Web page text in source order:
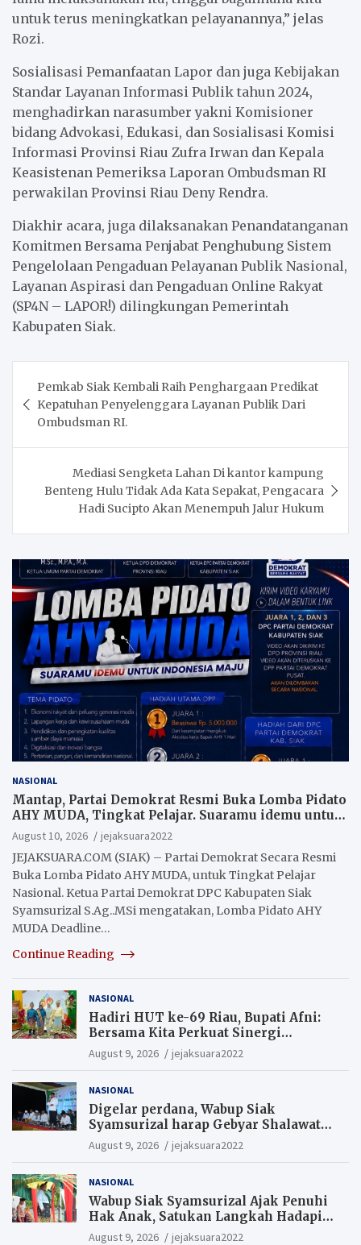
untuk terus meningkatkan pelayanannya,” jelas
Rozi.
Sosialisasi Pemanfaatan Lapor dan juga Kebijakan
Standar Layanan Informasi Publik tahun 2024,
menghadirkan narasumber yakni Komisioner
bidang Advokasi, Edukasi, dan Sosialisasi Komisi
Informasi Provinsi Riau Zufra Irwan dan Kepala
Keasistenan Pemeriksa Laporan Ombudsman RI
perwakilan Provinsi Riau Deny Rendra.
Diakhir acara, juga dilaksanakan Penandatanganan
Komitmen Bersama Penjabat Penghubung Sistem
Pengelolaan Pengaduan Pelayanan Publik Nasional,
Layanan Aspirasi dan Pengaduan Online Rakyat
(SP4N – LAPOR!) dilingkungan Pemerintah
Kabupaten Siak.
navigation
Pemkab Siak Kembali Raih Penghargaan Predikat
Kepatuhan Penyelenggara Layanan Publik Dari
Ombudsman RI.
Mediasi Sengketa Lahan Di kantor kampung
Benteng Hulu Tidak Ada Kata Sepakat, Pengacara
Hadi Sucipto Akan Menempuh Jalur Hukum
NASIONAL
Mantap, Partai Demokrat Resmi Buka Lomba Pidato
AHY MUDA, Tingkat Pelajar. Suaramu idemu untuk
Indonesia maju
August 10, 2026
jejaksuara2022
JEJAKSUARA.COM (SIAK) – Partai Demokrat Secara Resmi
Buka Lomba Pidato AHY MUDA, untuk Tingkat Pelajar
Nasional. Ketua Partai Demokrat DPC Kabupaten Siak
Syamsurizal S.Ag..MSi mengatakan, Lomba Pidato AHY
MUDA Deadline…
Continue Reading
NASIONAL
Hadiri HUT ke-69 Riau, Bupati Afni:
Bersama Kita Perkuat Sinergi
Pembangunan
August 9, 2026 jejaksuara2022
NASIONAL
Digelar perdana, Wabup Siak
Syamsurizal harap Gebyar Shalawat
bisa meningkatkan nilai keagamaan
ditengah-tengah masyarakat.
August 9, 2026 jejaksuara2022
NASIONAL
Wabup Siak Syamsurizal Ajak Penuhi
Hak Anak, Satukan Langkah Hadapi
Tantangan Daerah
August 9, 2026 jejaksuara2022